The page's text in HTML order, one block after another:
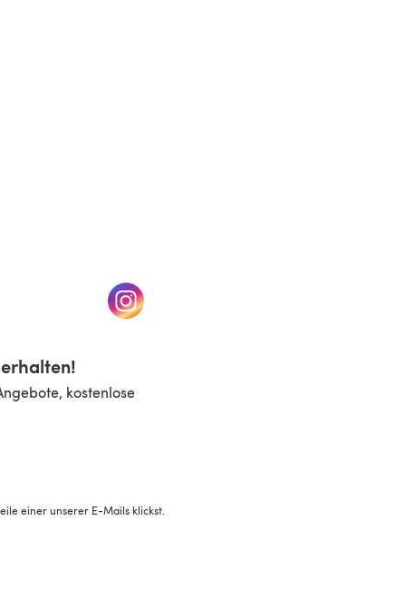
neuen Tab)(öffnet sich in einem neuen Tab)
kostenlose
einer unserer E-Mails klickst.